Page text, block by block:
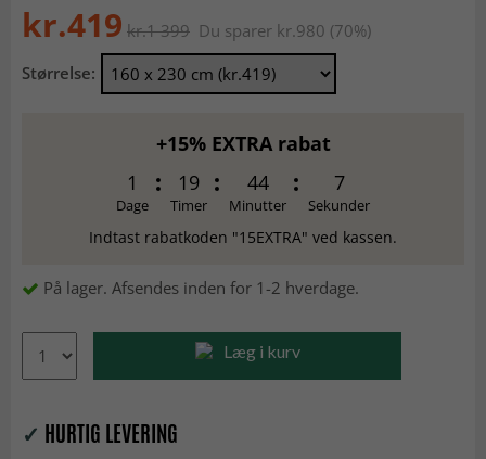
kr.419 kr.1 399 Du sparer kr.980 (70%)
Størrelse:
+15% EXTRA rabat
1
Dage
19
Timer
44
Minutter
6
Sekunder
Indtast rabatkoden "15EXTRA" ved kassen.
På lager. Afsendes inden for 1-2 hverdage.
Læg i kurv
✓ HURTIG LEVERING